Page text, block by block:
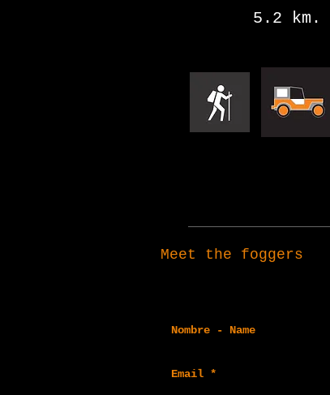
5.2 km.
Meet the foggers